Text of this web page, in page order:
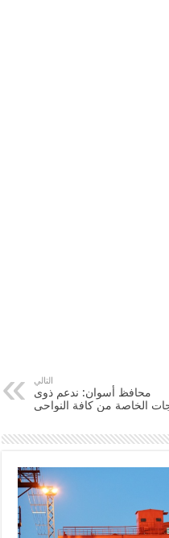
التالي
محافظ أسوان: ندعم ذوى
الخاصة من كافة النواحى